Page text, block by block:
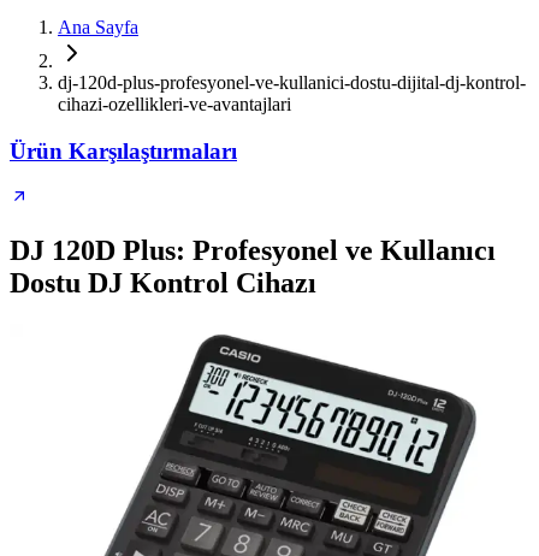
Ana Sayfa
dj-120d-plus-profesyonel-ve-kullanici-dostu-dijital-dj-kontrol-
cihazi-ozellikleri-ve-avantajlari
Ürün Karşılaştırmaları
DJ 120D Plus: Profesyonel ve Kullanıcı
Dostu DJ Kontrol Cihazı